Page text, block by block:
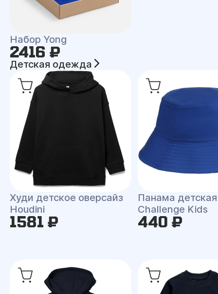
Набор Yong
2416 ₽
Детская одежда
Худи детское оверсайз
Houdini
1581 ₽
Панама детская
Challenge Kids
440 ₽